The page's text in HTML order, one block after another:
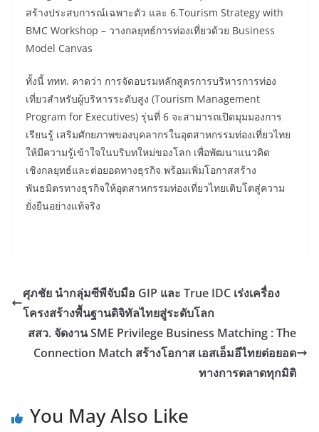
สร้างประสบการณ์เฉพาะตัว และ 6.Tourism Strategy with
BMC Workshop – วางกลยุทธ์การท่องเที่ยวด้วย Business
Model Canvas
ทั้งนี้ ททท. คาดว่า การจัดอบรมหลักสูตรการบริหารการท่อง
เที่ยวสำหรับผู้บริหารระดับสูง (Tourism Management
Program for Executives) รุ่นที่ 6 จะสามารถเปิดมุมมองการ
เรียนรู้ เสริมศักยภาพของบุคลากรในอุตสาหกรรมท่องเที่ยวไทย
ให้มีความรู้เข้าใจในบริบทใหม่ของโลก เพื่อพัฒนาแนวคิด
เชิงกลยุทธ์และต่อยอดทางธุรกิจ พร้อมเพิ่มโอกาสสร้าง
พันธมิตรทางธุรกิจให้อุตสาหกรรมท่องเที่ยวไทยเติบโตสู่ความ
ยั่งยืนอย่างแท้จริง
ศุภชัย นำกลุ่มซีพีจับมือ GIP และ True IDC เร่งเครื่อง
โครงสร้างพื้นฐานดิจิทัลไทยสู่ระดับโลก
สสว. จัดงาน SME Privilege Business Matching : The
Connection Match สร้างโอกาส เอสเอ็มอีไทยต่อยอด
ทางการตลาดทุกมิติ
You May Also Like